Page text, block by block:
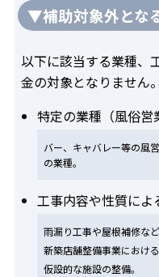
▼補助対象外とな
以下に該当する業種、
金の対象となりません。
特定の業種（風俗営
バー、キャバレー等の風
の業種。
工事内容や性質によ
雨漏り工事や屋根補修な
新築店舗整備事業におけ
仮設的な施設の整備。